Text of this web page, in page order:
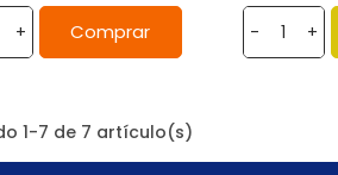
+ Comprar - +
1-7 de 7 artículo(s)